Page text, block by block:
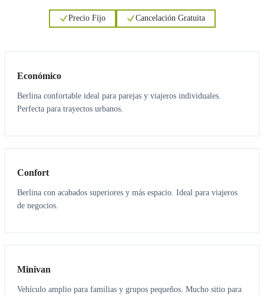
Precio Fijo Cancelación Gratuita
Económico
Berlina confortable ideal para parejas y viajeros individuales.
Perfecta para trayectos urbanos.
3 3
Confort
Berlina con acabados superiores y más espacio. Ideal para viajeros
de negocios.
6 5
Minivan
Vehículo amplio para familias y grupos pequeños. Mucho sitio para